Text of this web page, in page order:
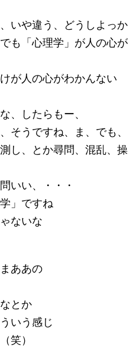
いや違う、どうしよっか
も「心理学」が人の心が
が人の心がわかんない
、したらもー、
そうですね、ま、でも、
し、とか尋問、混乱、操
いい、・・・
」ですね
ないな
ああの
とか
いう感じ
笑）